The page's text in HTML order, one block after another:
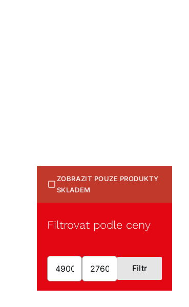
ZOBRAZIT POUZE PRODUKTY
SKLADEM
Filtrovat podle ceny
Minimální
cena
Maximální
cena
Filtr